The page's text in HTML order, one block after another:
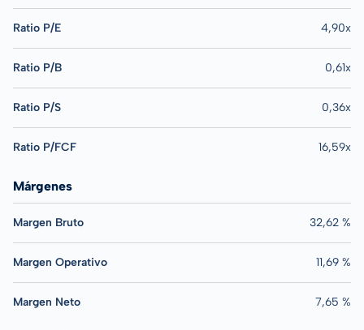
Ratio P/E 4,90x
Ratio P/B 0,61x
Ratio P/S 0,36x
Ratio P/FCF 16,59x
Márgenes
Margen Bruto 32,62 %
Margen Operativo 11,69 %
Margen Neto 7,65 %